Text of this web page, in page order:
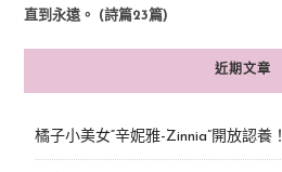
直到永遠。 (詩篇23篇)
近期文章
橘子小美女“辛妮雅-Zinnia”開放認養！